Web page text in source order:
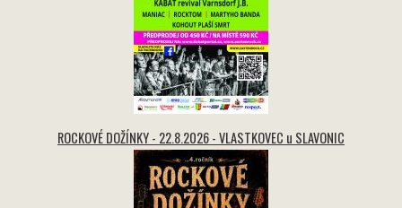
ROCKOVÉ DOŽÍNKY - 22.8.2026 - VLASTKOVEC u SLAVONIC